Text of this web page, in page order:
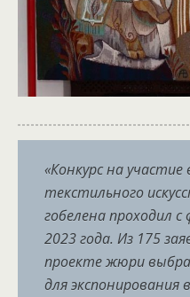
«Конкурс на участие
текстильного
гобелена проходил
2023 года. Из 175
проекте жюри
для экспонирования